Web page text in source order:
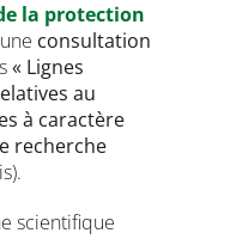
la protection
consultation
« Lignes
au
à caractère
recherche
scientifique